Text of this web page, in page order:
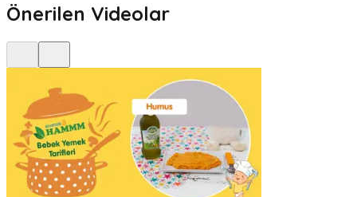
Önerilen Videolar